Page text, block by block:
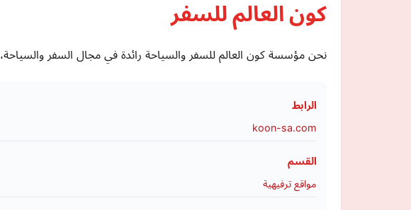
كون العالم للسفر
نحن مؤسسة كون العالم للسفر والسياحة رائدة في مجال السفر والسياحة،
الرابط
koon-sa.com
القسم
مواقع ترفيهية